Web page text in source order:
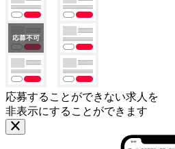
応募することができない求人を
非表示にすることができます